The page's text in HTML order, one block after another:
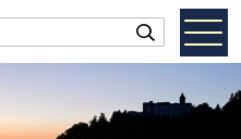
Suche starten